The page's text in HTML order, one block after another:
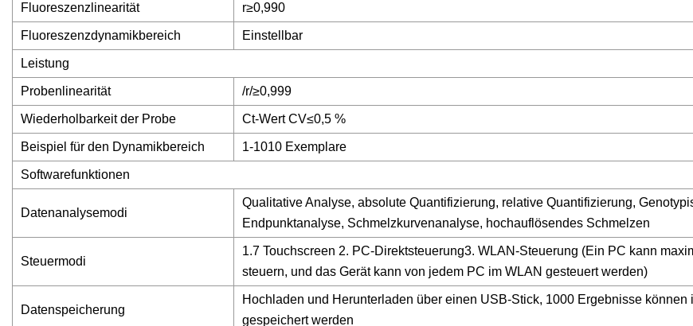
Fluoreszenzlinearität r≥0,990
Fluoreszenzdynamikbereich Einstellbar
Leistung
Probenlinearität /r/≥0,999
Wiederholbarkeit der Probe Ct-Wert CV≤0,5 %
Beispiel für den Dynamikbereich 1-1010 Exemplare
Softwarefunktionen
Datenanalysemodi
Qualitative Analyse, absolute Quantifizierung, relative Quantifizierung,
Endpunktanalyse, Schmelzkurvenanalyse, hochauflösendes Schmelzen
Steuermodi
1.7 Touchscreen 2. PC-Direktsteuerung3. WLAN-Steuerung (Ein PC kann
steuern, und das Gerät kann von jedem PC im WLAN gesteuert werden)
Datenspeicherung
Hochladen und Herunterladen über einen USB-Stick, 1000 Ergebnisse können
gespeichert werden